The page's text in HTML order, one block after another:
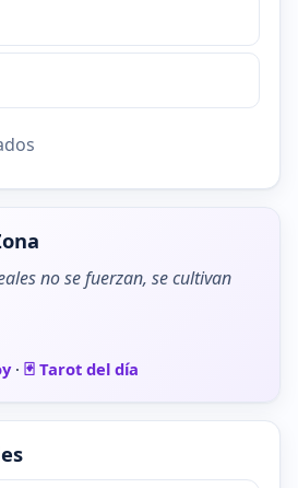
no se fuerzan, se cultivan
· 🃏 Tarot del día